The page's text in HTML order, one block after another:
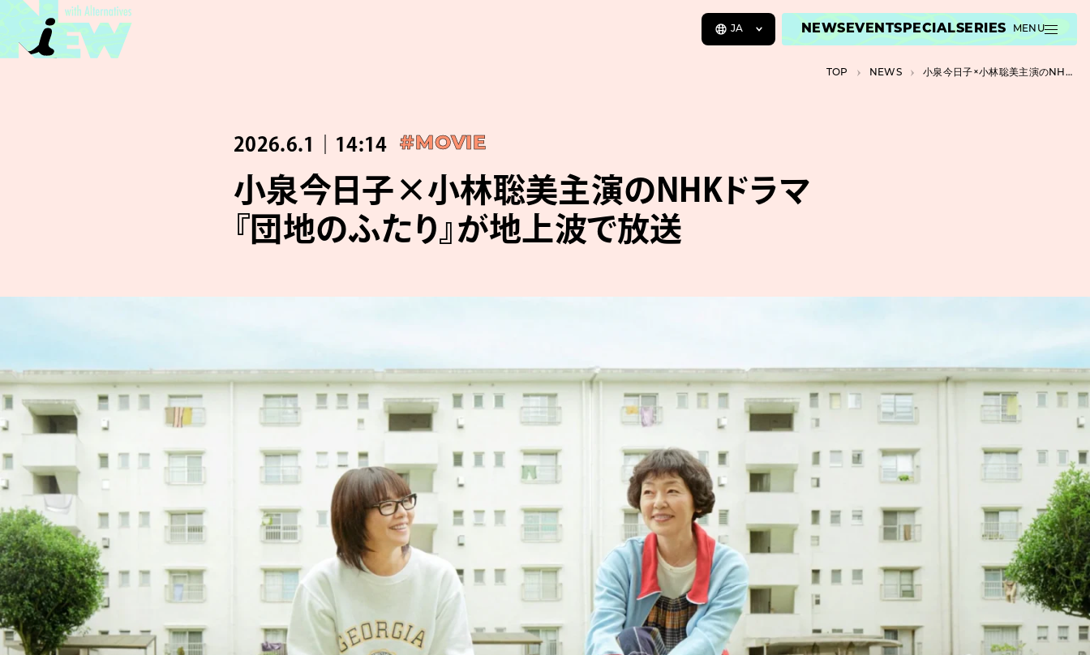
JA NEWS EVENTSPECIALSERIES MENU
TOP NEWS 小泉今日子×小林聡美主演のNHKドラマ『団地のふたり』が地上波で放送
2026.6.1｜14:14 #MOVIE
小泉今日子×小林聡美主演のNHKドラマ
『団地のふたり』が地上波で放送